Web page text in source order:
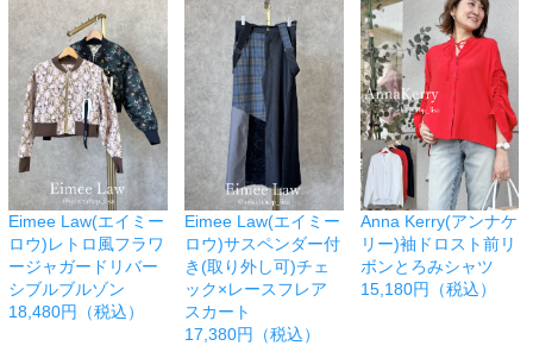
Eimee Law(エイミー
ロウ)レトロ風フラワ
ージャガードリバー
シブルブルゾン
18,480円（税込）
Eimee Law(エイミー
ロウ)サスペンダー付
き(取り外し可)チェ
ック×レースフレア
スカート
17,380円（税込）
Anna Kerry(アンナケ
リー)袖ドロスト前リ
ボンとろみシャツ
15,180円（税込）